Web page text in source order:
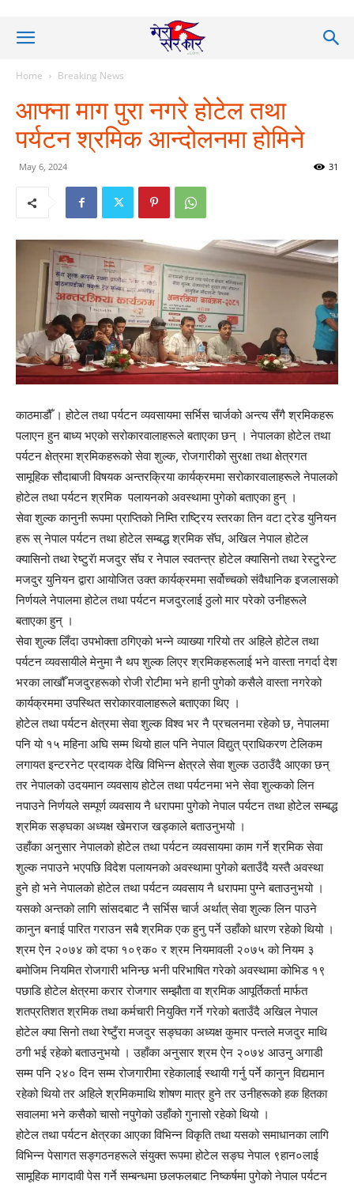
Home Breaking News
आफ्ना माग पुरा नगरे होटेल तथा
पर्यटन श्रमिक आन्दोलनमा होमिने
May 6, 2024 31
काठमाडौँ । होटेल तथा पर्यटन व्यवसायमा सर्भिस चार्जको अन्त्य सँगै श्रमिकहरू
पलाएन हुन बाध्य भएको सरोकारवालाहरूले बताएका छन् । नेपालका होटेल तथा
पर्यटन क्षेत्रमा श्रमिकहरूको सेवा शुल्क, रोजगारीको सुरक्षा तथा क्षेत्रगत
सामूहिक सौदाबाजी विषयक अन्तरक्रिया कार्यक्रममा सरोकारवालाहरूले नेपालको
होटेल तथा पर्यटन श्रमिक पलायनको अवस्थामा पुगेको बताएका हुन् ।
सेवा शुल्क कानुनी रूपमा प्राप्तिको निम्ति राष्ट्रिय स्तरका तिन वटा ट्रेड युनियन
हरू स् नेपाल पर्यटन तथा होटेल सम्बद्ध श्रमिक सॅघ, अखिल नेपाल होटेल
क्यासिनो तथा रेष्टुरॅा मजदुर सॅघ र नेपाल स्वतन्त्र होटेल क्यासिनो तथा रेस्टुरेन्ट
मजदुर युनियन द्वारा आयोजित उक्त कार्यक्रममा सर्वोच्चको संवैधानिक इजलासको
निर्णयले नेपालमा होटेल तथा पर्यटन मजदुरलाई ठुलो मार परेको उनीहरूले
बताएका हुन् ।
सेवा शुल्क लिँदा उपभोक्ता ठगिएको भन्ने व्याख्या गरियो तर अहिले होटेल तथा
पर्यटन व्यवसायीले मेनुमा नै थप शुल्क लिएर श्रमिकहरूलाई भने वास्ता नगर्दा देश
भरका लाखौँ मजदुरहरूको रोजी रोटीमा भने हानी पुगेको कसैले वास्ता नगरेको
कार्यक्रममा उपस्थित सरोकारवालाहरूले बताएका थिए ।
होटेल तथा पर्यटन क्षेत्रमा सेवा शुल्क विश्व भर नै प्रचलनमा रहेको छ, नेपालमा
पनि यो १५ महिना अघि सम्म थियो हाल पनि नेपाल विद्युत् प्राधिकरण टेलिकम
लगायत इन्टरनेट प्रदायक देखि विभिन्न क्षेत्रले सेवा शुल्क उठाउँदै आएका छन्
तर नेपालको उदयमान व्यवसाय होटेल तथा पर्यटनमा भने सेवा शुल्कको लिन
नपाउने निर्णयले सम्पूर्ण व्यवसाय नै धरापमा पुगेको नेपाल पर्यटन तथा होटेल सम्बद्ध
श्रमिक सङ्घका अध्यक्ष खेमराज खड्काले बताउनुभयो ।
उहाँका अनुसार नेपालको होटेल तथा पर्यटन व्यवसायमा काम गर्ने श्रमिक सेवा
शुल्क नपाउने भएपछि विदेश पलायनको अवस्थामा पुगेको बताउँदै यस्तै अवस्था
हुने हो भने नेपालको होटेल तथा पर्यटन व्यवसाय नै धरापमा पुग्ने बताउनुभयो ।
यसको अन्तको लागि सांसदबाट नै सर्भिस चार्ज अर्थात् सेवा शुल्क लिन पाउने
कानुन बनाई पारित गराउन सबै श्रमिक एक हुनु पर्ने उहाँको धारण रहेको थियो ।
श्रम ऐन २०७४ को दफा १०९क० र श्रम नियमावली २०७५ को नियम ३
बमोजिम नियमित रोजगारी भनिन्छ भनी परिभाषित गरेको अवस्थामा कोभिड १९
पछाडि होटेल क्षेत्रमा करार रोजगार सम्झौता वा श्रमिक आपूर्तिकर्ता मार्फत
शतप्रतिशत श्रमिक तथा कर्मचारी नियुक्ति गर्ने गरेको बताउँदै अखिल नेपाल
होटेल क्या सिनो तथा रेष्टुँरा मजदुर सङ्घका अध्यक्ष कुमार पन्तले मजदुर माथि
ठगी भई रहेको बताउनुभयो । उहाँका अनुसार श्रम ऐन २०७४ आउनु अगाडी
सम्म पनि २४० दिन सम्म रोजगारीमा रहेकालाई स्थायी गर्नु पर्ने कानुन विद्यमान
रहेको थियो तर अहिले श्रमिकमाथि शोषण मात्र हुने तर उनीहरूको हक हितका
सवालमा भने कसैको चासो नपुगेको उहाँको गुनासो रहेको थियो ।
होटेल तथा पर्यटन क्षेत्रका आएका विभिन्न विकृति तथा यसको समाधानका लागि
विभिन्न पेसागत सङ्गठनहरूले संयुक्त रूपमा होटेल सङ्घ नेपाल ९हान०लाई
सामूहिक मागदावी पेस गर्ने सम्बन्धमा छलफलबाट निष्कर्षमा पुगेको नेपाल पर्यटन